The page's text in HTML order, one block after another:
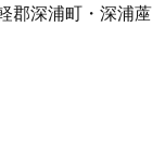
郡深浦町 ・深浦蓙